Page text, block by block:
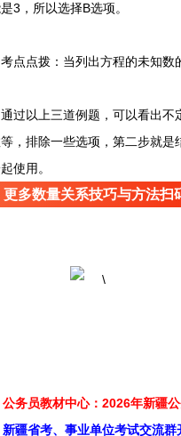
3，所以选择B选项。
点拨：当列出方程的未知数的
以上三道例题，可以看出不定
，排除一些选项，第二步就
使用。
更多数量关系技巧与方法扫
公务员教材中心：2026年新疆
新疆省考、事业单位考试交流